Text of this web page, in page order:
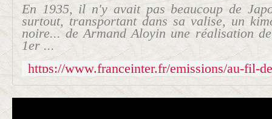
En 1935, il n'y avait pas beaucoup de
surtout, transportant dans sa valise, un
noire... de Armand Aloyin une réalisation
1er ...